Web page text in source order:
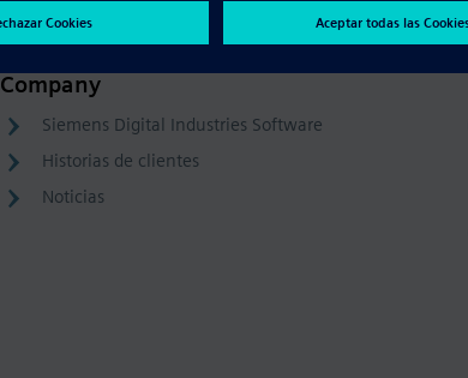
Company
Siemens Digital Industries Software
Historias de clientes
Noticias